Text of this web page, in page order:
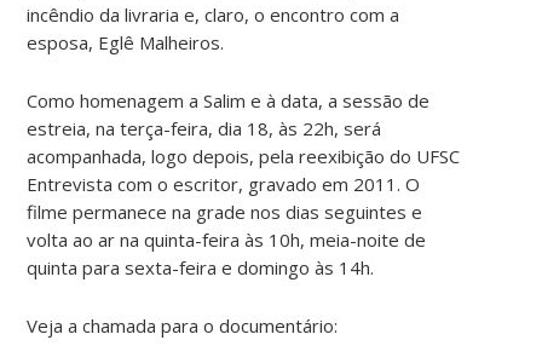
incêndio da livraria e, claro, o encontro com a
esposa, Eglê Malheiros.
Como homenagem a Salim e à data, a sessão de
estreia, na terça-feira, dia 18, às 22h, será
acompanhada, logo depois, pela reexibição do UFSC
Entrevista com o escritor, gravado em 2011. O
filme permanece na grade nos dias seguintes e
volta ao ar na quinta-feira às 10h, meia-noite de
quinta para sexta-feira e domingo às 14h.
Veja a chamada para o documentário: